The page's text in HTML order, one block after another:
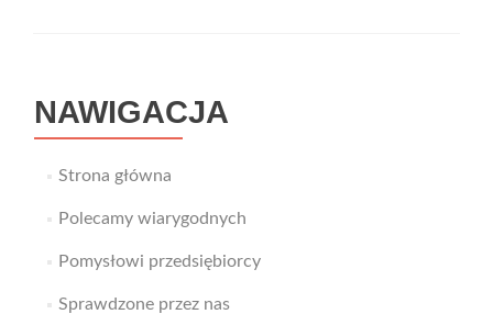
NAWIGACJA
Strona główna
Polecamy wiarygodnych
Pomysłowi przedsiębiorcy
Sprawdzone przez nas